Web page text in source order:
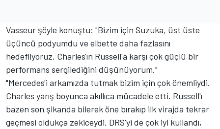
Vasseur şöyle konuştu: "Bizim için Suzuka, üst üste
üçüncü podyumdu ve elbette daha fazlasını
hedefliyoruz. Charles'ın Russell'a karşı çok güçlü bir
performans sergilediğini düşünüyorum."
"Mercedes'i arkamızda tutmak bizim için çok önemliydi.
Charles yarış boyunca akıllıca mücadele etti. Russell'ı
bazen son şikanda bilerek öne bırakıp ilk virajda tekrar
geçmesi oldukça zekiceydi. DRS'yi de çok iyi kullandı,